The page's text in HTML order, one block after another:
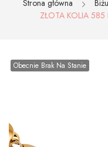
Strona główna
ZŁOTA KOLIA
Obecnie Brak Na Stanie